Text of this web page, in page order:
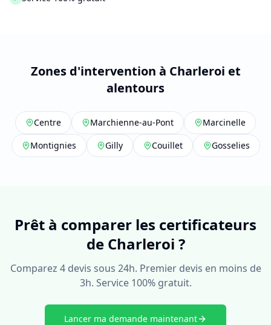
Zones d'intervention à Charleroi et
alentours
Centre Marchienne-au-Pont
Marcinelle
Montignies
Gilly Couillet Gosselies
Prêt à comparer les certificateurs
de Charleroi ?
Comparez 4 devis sous 24h. Premier devis en moins de
3h. Service 100% gratuit.
Lancer ma demande maintenant